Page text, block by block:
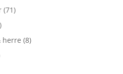
(71)
herre (8)